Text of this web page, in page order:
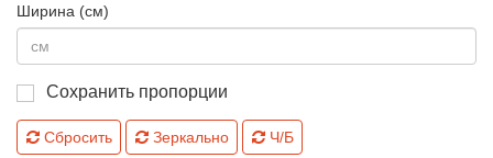
Ширина (см)
Сохранить пропорции
Сбросить Зеркально Ч/Б